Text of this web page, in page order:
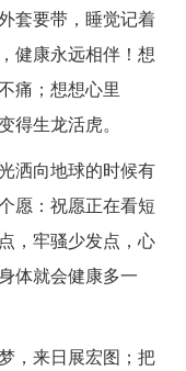
套要带，睡觉记着
健康永远相伴！想
痛；想想心里
生龙活虎。
洒向地球的时候有
愿：祝愿正在看短
，牢骚少发点，心
体就会健康多一
，来日展宏图；把